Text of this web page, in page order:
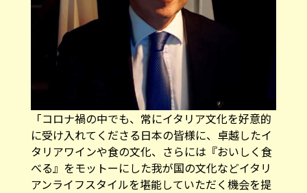
「コロナ禍の中でも、常にイタリア文化を好意的
に受け入れてくださる日本の皆様に、卓越したイ
タリアワインや食の文化、さらには『おいしく食
べる』をモットーにした我が国の文化などイタリ
アンライフスタイルを堪能していただく機会を提